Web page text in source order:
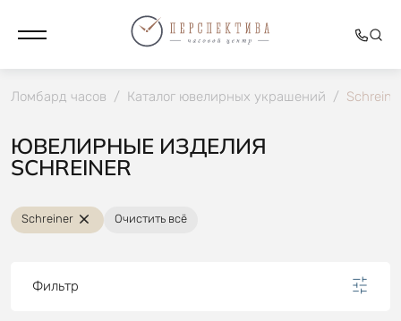
Ломбард часов / Каталог ювелирных украшений /
ЮВЕЛИРНЫЕ ИЗДЕЛИЯ
SCHREINER
Schreiner Очистить всё
Фильтр